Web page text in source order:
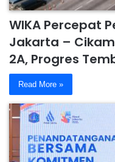
WIKA Percepat
Jakarta –
2A, Progres
Read More »